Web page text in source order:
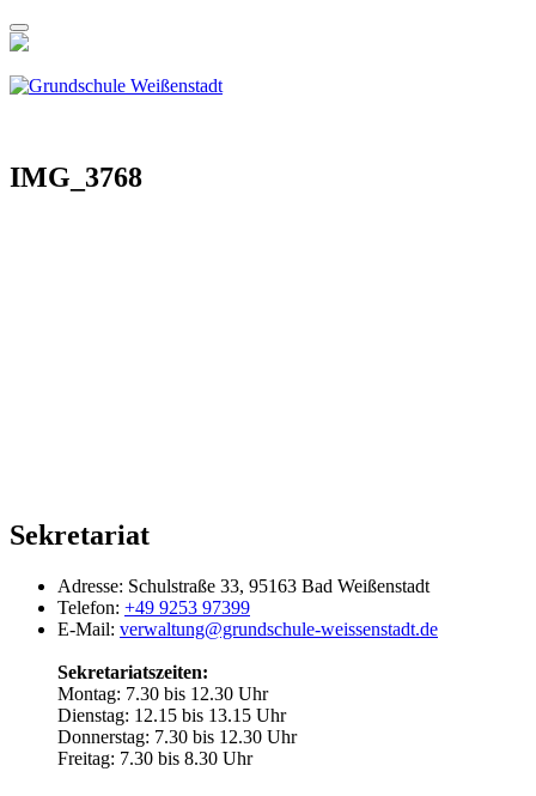
IMG_3768
Sekretariat
Adresse: Schulstraße 33, 95163 Bad Weißenstadt
Telefon: +49 9253 97399
E-Mail: verwaltung@grundschule-weissenstadt.de
Sekretariatszeiten:
Montag: 7.30 bis 12.30 Uhr
Dienstag: 12.15 bis 13.15 Uhr
Donnerstag: 7.30 bis 12.30 Uhr
Freitag: 7.30 bis 8.30 Uhr